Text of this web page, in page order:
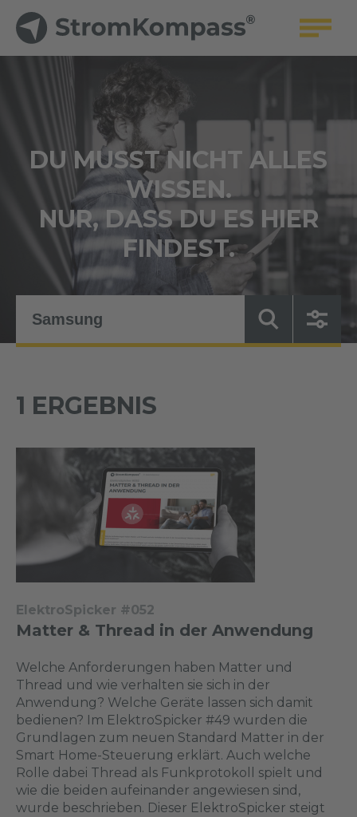
DU MUSST NICHT ALLES
WISSEN.
NUR, DASS DU ES HIER
FINDEST.
1 ERGEBNIS
ElektroSpicker #052
Matter & Thread in der Anwendung
Welche Anforderungen haben Matter und
Thread und wie verhalten sie sich in der
Anwendung? Welche Geräte lassen sich damit
bedienen? Im ElektroSpicker #49 wurden die
Grundlagen zum neuen Standard Matter in der
Smart Home-Steuerung erklärt. Auch welche
Rolle dabei Thread als Funkprotokoll spielt und
wie die beiden aufeinander angewiesen sind,
wurde beschrieben. Dieser ElektroSpicker steigt